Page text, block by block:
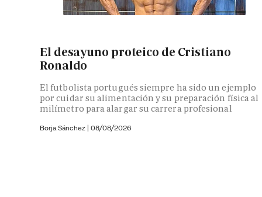
El desayuno proteico de Cristiano
Ronaldo
El futbolista portugués siempre ha sido un ejemplo
por cuidar su alimentación y su preparación física al
milímetro para alargar su carrera profesional
Borja Sánchez | 08/08/2026